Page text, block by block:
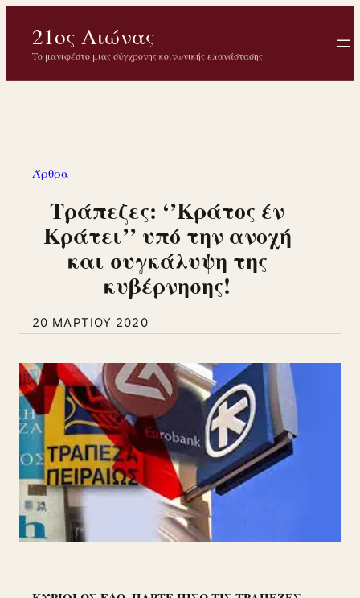
περιεχόμενο
21ος Αιώνας
Το μανιφέστο μιας σύγχρονης κοινωνικής επανάστασης.
Άρθρα
Τράπεζες: ‘’Κράτος έν
Κράτει’’ υπό την ανοχή
και συγκάλυψη της
κυβέρνησης!
20 ΜΑΡΤΊΟΥ 2020